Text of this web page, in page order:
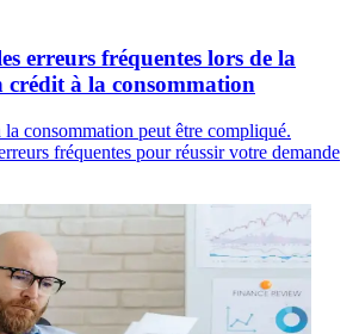
erreurs fréquentes lors de la
à la consommation
la consommation peut être compliqué.
fréquentes pour réussir votre demande